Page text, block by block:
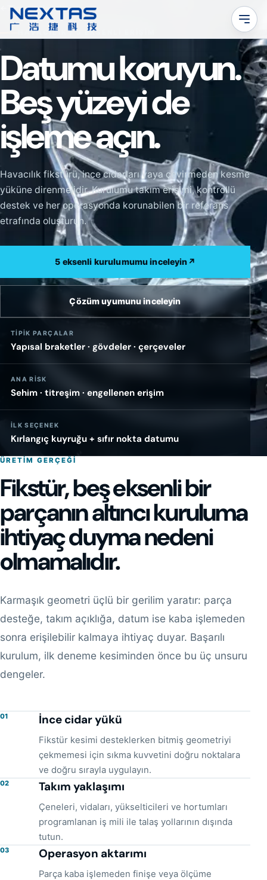
Tüm uygulamalar
HAVACILIK / 5 EKSENLI ERIŞIM
Datumu koruyun.
Beş yüzeyi de
işleme açın.
Havacılık fikstürü, ince cidarları yaya çevirmeden kesme
yüküne direnmelidir. Kurulumu takım erişimi, kontrollü
destek ve her operasyonda korunabilen bir referans
etrafında oluşturun.
5 eksenli kurulumumu inceleyin↗
Çözüm uyumunu inceleyin
TIPIK PARÇALAR
Yapısal braketler · gövdeler · çerçeveler
ANA RISK
Sehim · titreşim · engellenen erişim
İLK SEÇENEK
Kırlangıç kuyruğu + sıfır nokta datumu
ÜRETIM GERÇEĞI
Fikstür, beş eksenli bir
parçanın altıncı kuruluma
ihtiyaç duyma nedeni
olmamalıdır.
Karmaşık geometri üçlü bir gerilim yaratır: parça
desteğe, takım açıklığa, datum ise kaba işlemeden
sonra erişilebilir kalmaya ihtiyaç duyar. Başarılı
kurulum, ilk deneme kesiminden önce bu üç unsuru
dengeler.
01 İnce cidar yükü
Fikstür kesimi desteklerken bitmiş geometriyi
çekmemesi için sıkma kuvvetini doğru noktalara
ve doğru sırayla uygulayın.
02 Takım yaklaşımı
Çeneleri, vidaları, yükselticileri ve hortumları
programlanan iş mili ile talaş yollarının dışında
tutun.
03 Operasyon aktarımı
Parça kaba işlemeden finişe veya ölçüme